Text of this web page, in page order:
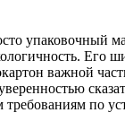
упаковочный
Его
важной
требованиям по